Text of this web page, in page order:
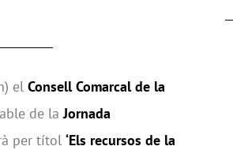
el Consell Comarcal de la
de la Jornada
per títol ‘Els recursos de la